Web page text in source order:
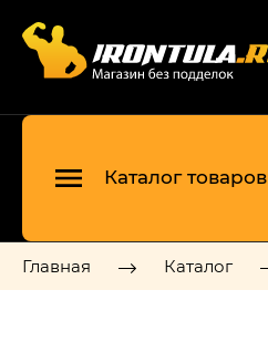
Каталог товаров
Главная Каталог